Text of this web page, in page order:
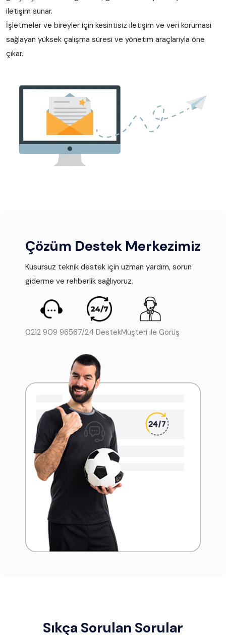
iletişim sunar.
İşletmeler ve bireyler için kesintisiz iletişim ve veri koruması
sağlayan yüksek çalışma süresi ve yönetim araçlarıyla öne
çıkar.
Çözüm Destek Merkezimiz
Kusursuz teknik destek için uzman yardım, sorun
giderme ve rehberlik sağlıyoruz.
0212 909 96567/24 DestekMüşteri ile Görüş
Sıkça Sorulan Sorular